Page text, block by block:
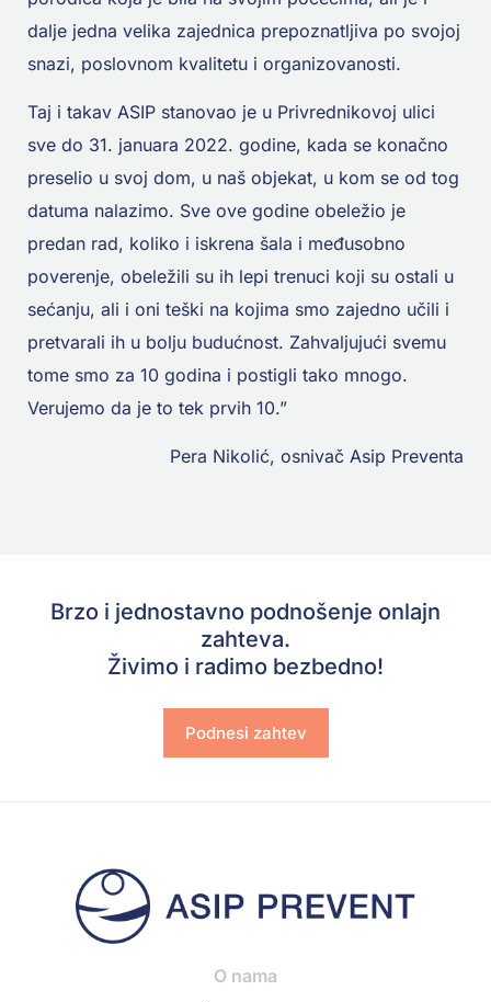
dalje jedna velika zajednica prepoznatljiva po svojoj
snazi, poslovnom kvalitetu i organizovanosti.
Taj i takav ASIP stanovao je u Privrednikovoj ulici
sve do 31. januara 2022. godine, kada se konačno
preselio u svoj dom, u naš objekat, u kom se od tog
datuma nalazimo. Sve ove godine obeležio je
predan rad, koliko i iskrena šala i međusobno
poverenje, obeležili su ih lepi trenuci koji su ostali u
sećanju, ali i oni teški na kojima smo zajedno učili i
pretvarali ih u bolju budućnost. Zahvaljujući svemu
tome smo za 10 godina i postigli tako mnogo.
Verujemo da je to tek prvih 10.”
Pera Nikolić, osnivač Asip Preventa
Brzo i jednostavno podnošenje onlajn
zahteva.
Živimo i radimo bezbedno!
Podnesi zahtev
O nama